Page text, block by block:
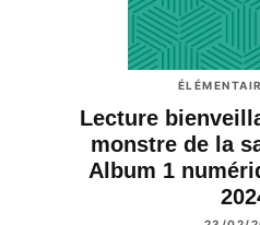
Lecture
monstre de la
Album 1